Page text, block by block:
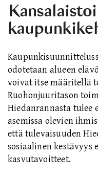
odotetaan alueen
voivat itse määritellä
Ruohonjuuritason
Hiedanrannasta tulee
asemissa olevien
että tulevaisuuden
sosiaalinen kestävyys
kasvutavoitteet.